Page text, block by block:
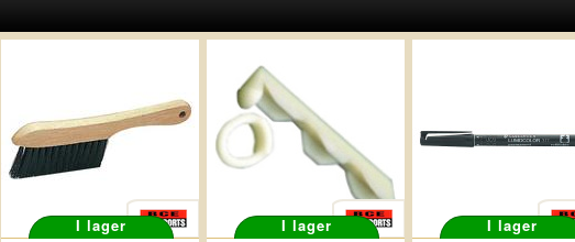
I lager I lager I lager